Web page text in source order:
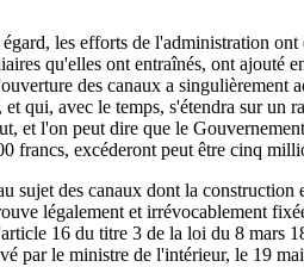
les efforts de l'administration ont
qu'elles ont entraînés, ont ajouté
des canaux a singulièrement
qui, avec le temps, s'étendra sur un
et l'on peut dire que le
francs, excéderont peut être cinq
sujet des canaux dont la construction
légalement et irrévocablement
16 du titre 3 de la loi du 8 mars
par le ministre de l'intérieur, le 19